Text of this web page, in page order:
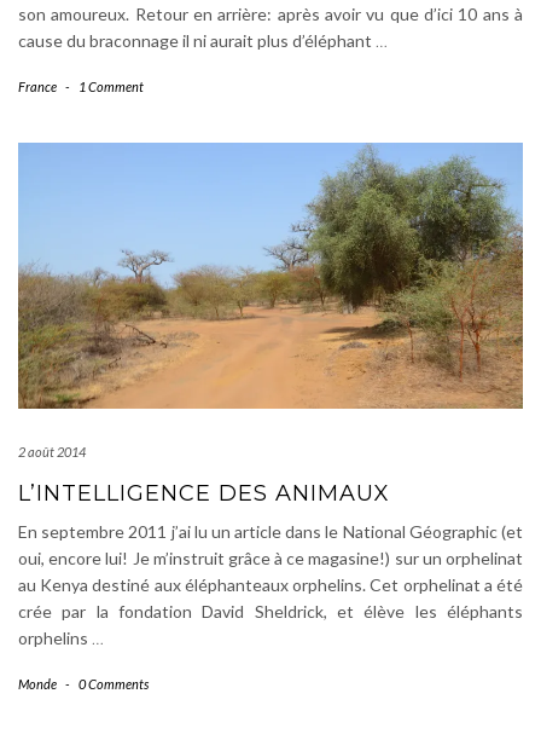
son amoureux. Retour en arrière: après avoir vu que d’ici 10 ans à
cause du braconnage il ni aurait plus d’éléphant …
France - 1 Comment
2 août 2014
L’INTELLIGENCE DES ANIMAUX
En septembre 2011 j’ai lu un article dans le National Géographic (et
oui, encore lui! Je m’instruit grâce à ce magasine!) sur un orphelinat
au Kenya destiné aux éléphanteaux orphelins. Cet orphelinat a été
crée par la fondation David Sheldrick, et élève les éléphants
orphelins …
Monde - 0 Comments